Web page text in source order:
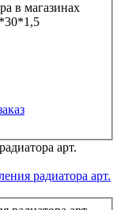
в магазинах
радиатора арт.